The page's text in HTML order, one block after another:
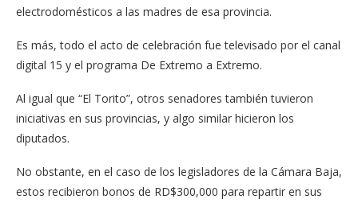
electrodomésticos a las ma­dres de esa provincia.
Es más, todo el acto de celebración fue televisado por el canal
digital 15 y el programa De Extremo a Ex­tremo.
Al igual que “El Torito”, otros senadores también tuvieron
iniciativas en sus provincias, y algo similar hi­cieron los
diputados.
No obstante, en el caso de los legisladores de la Cá­mara Baja,
estos recibieron bonos de RD$300,000 para repartir en sus